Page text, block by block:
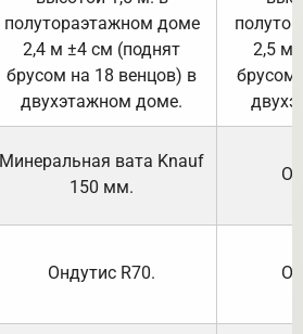
полутораэтажном доме
2,4 м ±4 см (поднят
брусом на 18 венцов) в
двухэтажном доме.
2,5 м
брусом
Минеральная вата Knauf
150 мм.
Ондутис R70.